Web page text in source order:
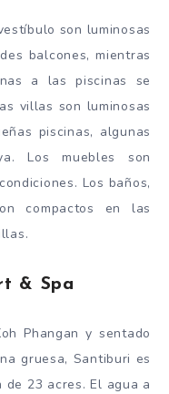
son luminosas
balcones, mientras
a las piscinas se
villas son luminosas
piscinas, algunas
Los muebles son
Los baños,
compactos en las
& Spa
Phangan y sentado
gruesa, Santiburi es
de 23 acres. El agua a